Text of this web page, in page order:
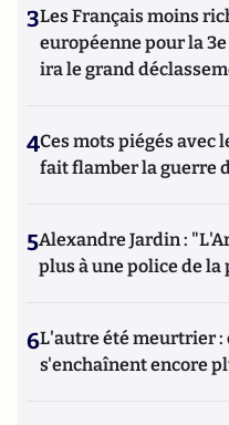
3Les Français moins
européenne pour la
ira le grand
4Ces mots piégés avec
fait flamber la guerre
5Alexandre Jardin :
plus à une police de la
6L'autre été meurtrier :
s'enchaînent encore